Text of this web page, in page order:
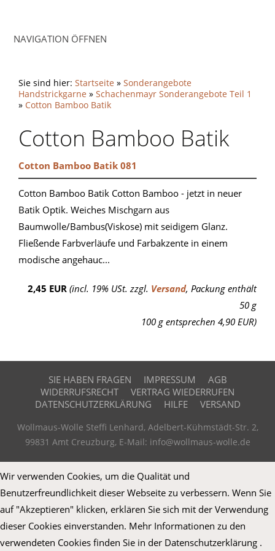
NAVIGATION ÖFFNEN
Sie sind hier: Startseite » Sonderangebote
Handstrickgarne » Schachenmayr Sonderangebote Teil 1
» Cotton Bamboo Batik
Cotton Bamboo Batik
Cotton Bamboo Batik 081
Cotton Bamboo Batik Cotton Bamboo - jetzt in neuer
Batik Optik. Weiches Mischgarn aus
Baumwolle/Bambus(Viskose) mit seidigem Glanz.
Fließende Farbverläufe und Farbakzente in einem
modische angehauc...
2,45 EUR (incl. 19% USt. zzgl. Versand, Packung enthält
50 g
100 g entsprechen 4,90 EUR)
SIE HABEN FRAGEN IMPRESSUM
AGB
WIDERRUFSRECHT
VERTRAG WIEDERRUFEN
DATENSCHUTZERKLÄRUNG
HILFE VERSAND
Wollmaus-Wolle Steffi Lenhard, Adelbert-Kühmstädt-Str. 2,
99831 Amt Creuzburg, E-Mail: info@wollmaus-wolle.de
Wir verwenden Cookies, um die Qualität und
Benutzerfreundlichkeit dieser Webseite zu verbessern. Wenn Sie
auf "Akzeptieren" klicken, erklären Sie sich mit der Verwendung
dieser Cookies einverstanden. Mehr Informationen zu den
verwendeten Cookies finden Sie in der Datenschutzerklärung .